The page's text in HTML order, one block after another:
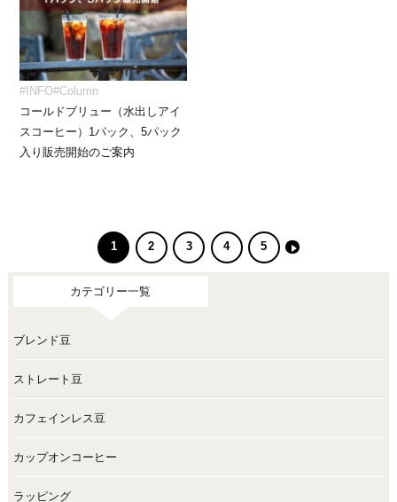
#INFO#Column
コールドブリュー（水出しアイ
スコーヒー）1パック、5パック
入り販売開始のご案内
1 2 3 4 5
カテゴリー一覧
ブレンド豆
ストレート豆
カフェインレス豆
カップオンコーヒー
ラッピング